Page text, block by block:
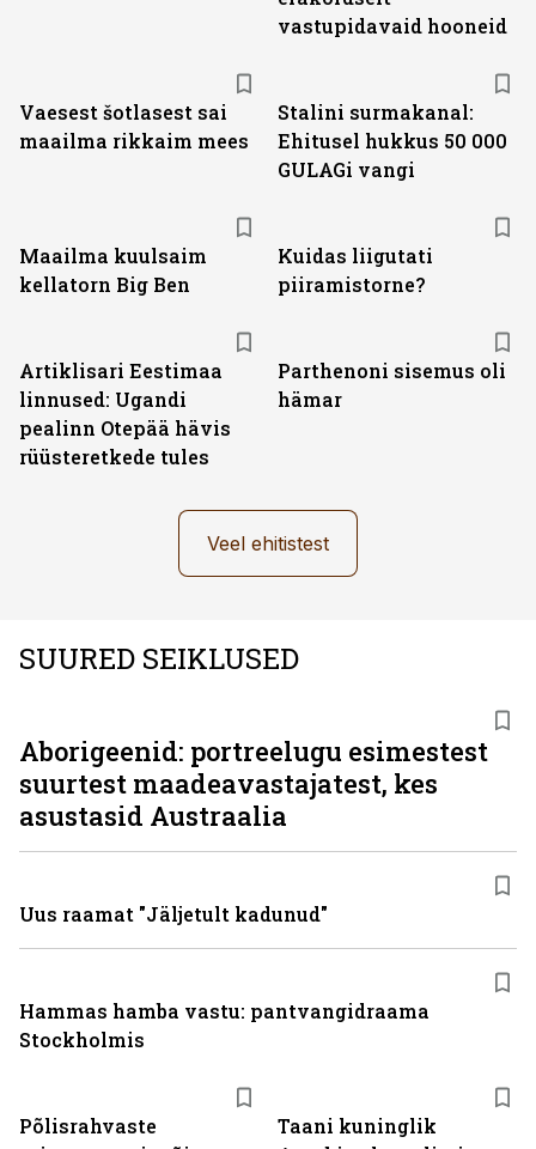
vastupidavaid hooneid
Vaesest šotlasest sai
maailma rikkaim mees
Stalini surmakanal:
Ehitusel hukkus 50 000
GULAGi vangi
Maailma kuulsaim
kellatorn Big Ben
Kuidas liigutati
piiramistorne?
Artiklisari Eestimaa
linnused: Ugandi
pealinn Otepää hävis
rüüsteretkede tules
Parthenoni sisemus oli
hämar
Veel ehitistest
SUURED SEIKLUSED
Põlisrahvaste
Taani kuninglik
Aborigeenid: portreelugu esimestest
suurtest maadeavastajatest, kes
asustasid Austraalia
Uus raamat "Jäljetult kadunud"
Hammas hamba vastu: pantvangi­draama
Stockholmis